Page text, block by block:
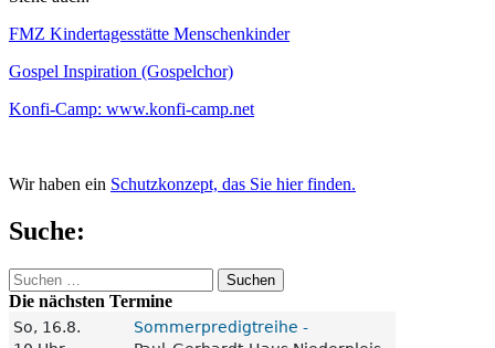
FMZ Kindertagesstätte Menschenkinder
Gospel Inspiration (Gospelchor)
Konfi-Camp: www.konfi-camp.net
Wir haben ein Schutzkonzept, das Sie hier finden.
Suche:
Suchen
nach:
Die nächsten Termine